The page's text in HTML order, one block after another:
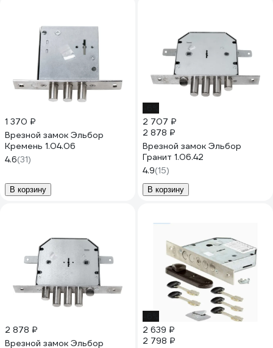
1 370 ₽
Врезной замок Эльбор
Кремень 1.04.06
4.6(31)
В корзину
2 707 ₽
2 878 ₽
Врезной замок Эльбор
Гранит 1.06.42
4.9(15)
В корзину
2 878 ₽
Врезной замок Эльбор
2 639 ₽
2 798 ₽